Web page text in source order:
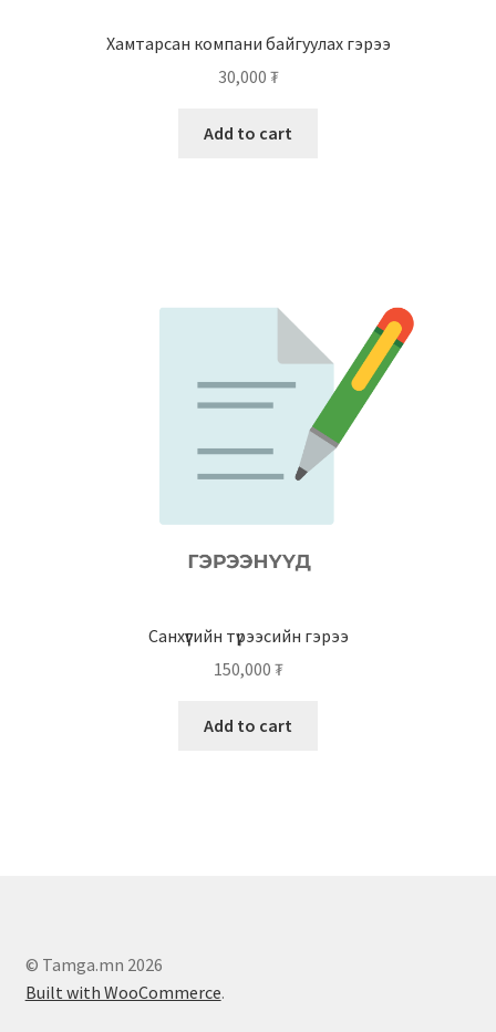
Хамтарсан компани байгуулах гэрээ
30,000 ₮
Add to cart
Санхүүгийн түрээсийн гэрээ
150,000 ₮
Add to cart
© Tamga.mn 2026
Built with WooCommerce.